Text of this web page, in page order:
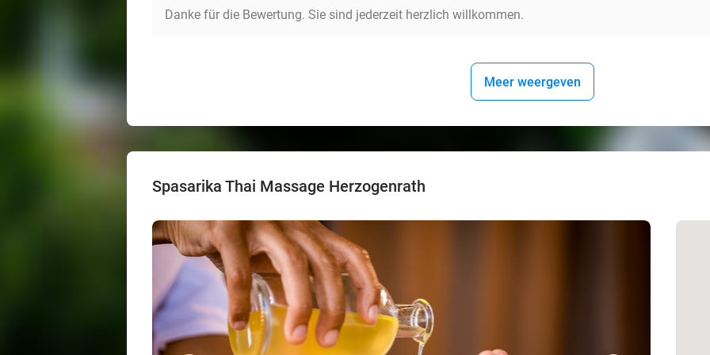
Danke für die Bewertung. Sie sind jederzeit herzlich willkommen.
Meer weergeven
Spasarika Thai Massage Herzogenrath